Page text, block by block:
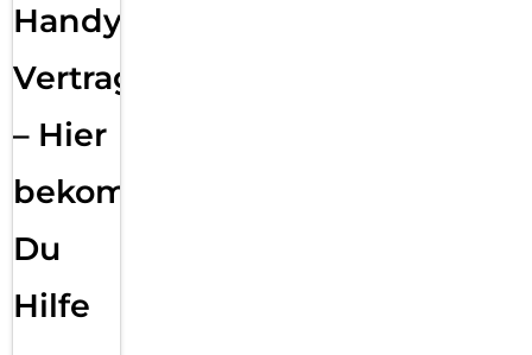
Handy
Vertragsabwicklung
– Hier
bekommst
Du
Hilfe